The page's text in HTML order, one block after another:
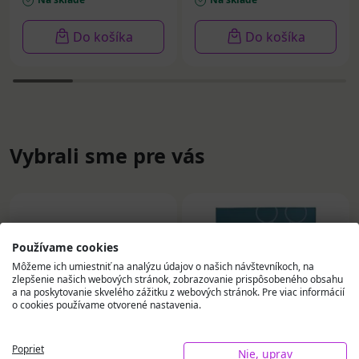
Do košíka Do košíka
Vybrali sme pre vás
Používame cookies
Môžeme ich umiestniť na analýzu údajov o našich návštevníkoch, na
zlepšenie našich webových stránok, zobrazovanie prispôsobeného obsahu
a na poskytovanie skvelého zážitku z webových stránok. Pre viac informácií
o cookies používame otvorené nastavenia.
Poprieť
Nie, uprav